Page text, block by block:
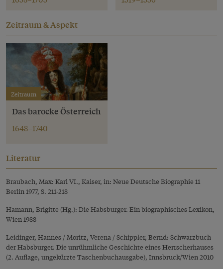
Zeitraum & Aspekt
Zeitraum
Das barocke Österreich
1648–1740
Literatur
Braubach, Max: Karl VI., Kaiser, in: Neue Deutsche Biographie 11
Berlin 1977, S. 211-218
Hamann, Brigitte (Hg.): Die Habsburger. Ein biographisches Lexikon,
Wien 1988
Leidinger, Hannes / Moritz, Verena / Schippler, Bernd: Schwarzbuch
der Habsburger. Die unrühmliche Geschichte eines Herrscherhauses
(2. Auflage, ungekürzte Taschenbuchausgabe), Innsbruck/Wien 2010